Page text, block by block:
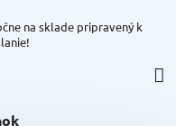
na sklade pripravený k